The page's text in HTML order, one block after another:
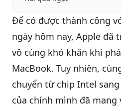
Thu Mua
Sửa Chữa
Thay Linh Kiện
QBlog
Để có được thành công
ngày hôm nay, Apple đã
vô cùng khó khăn khi
MacBook. Tuy nhiên,
chuyển từ chip Intel
của chính mình đã mang